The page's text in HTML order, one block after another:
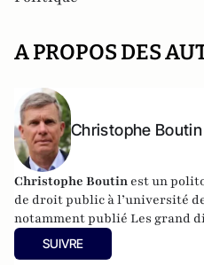
A PROPOS DES
Christophe Boutin
Christophe Boutin est un
de droit public à l’université
notamment publié Les grand
XXe siècle(Flammarion 2009)
du conservatisme
SUIVRE